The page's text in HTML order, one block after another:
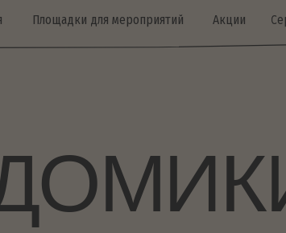
Сертификаты
Акции
для мероприятий